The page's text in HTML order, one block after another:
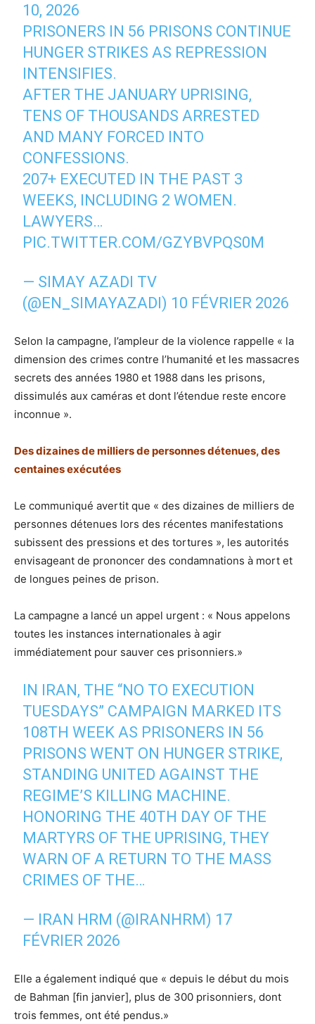
10, 2026
PRISONERS IN 56 PRISONS CONTINUE
HUNGER STRIKES AS REPRESSION
INTENSIFIES.
AFTER THE JANUARY UPRISING,
TENS OF THOUSANDS ARRESTED
AND MANY FORCED INTO
CONFESSIONS.
207+ EXECUTED IN THE PAST 3
WEEKS, INCLUDING 2 WOMEN.
LAWYERS…
PIC.TWITTER.COM/GZYBVPQS0M
— SIMAY AZADI TV
(@EN_SIMAYAZADI) 10 FÉVRIER 2026
Selon la campagne, l’ampleur de la violence rappelle « la
dimension des crimes contre l’humanité et les massacres
secrets des années 1980 et 1988 dans les prisons,
dissimulés aux caméras et dont l’étendue reste encore
inconnue ».
Des dizaines de milliers de personnes détenues, des
centaines exécutées
Le communiqué avertit que « des dizaines de milliers de
personnes détenues lors des récentes manifestations
subissent des pressions et des tortures », les autorités
envisageant de prononcer des condamnations à mort et
de longues peines de prison.
La campagne a lancé un appel urgent : « Nous appelons
toutes les instances internationales à agir
immédiatement pour sauver ces prisonniers.»
IN IRAN, THE “NO TO EXECUTION
TUESDAYS” CAMPAIGN MARKED ITS
108TH WEEK AS PRISONERS IN 56
PRISONS WENT ON HUNGER STRIKE,
STANDING UNITED AGAINST THE
REGIME’S KILLING MACHINE.
HONORING THE 40TH DAY OF THE
MARTYRS OF THE UPRISING, THEY
WARN OF A RETURN TO THE MASS
CRIMES OF THE…
— IRAN HRM (@IRANHRM) 17
FÉVRIER 2026
Elle a également indiqué que « depuis le début du mois
de Bahman [fin janvier], plus de 300 prisonniers, dont
trois femmes, ont été pendus.»